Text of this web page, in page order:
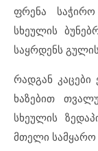
ფრენა
სხეულის
საყრდენს
რადგან
ხაზებით
სხეულის
მთელი სამყარო